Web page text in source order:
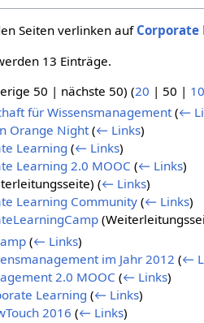
Seiten verlinken auf Corporate
13 Einträge.
50 | nächste 50) (20 | 50 |
für Wissensmanagement (←
Orange Night (← Links)
Learning (← Links)
Learning 2.0 MOOC (← Links)
(← Links)
Learning Community (← Links)
(← Links)
im Jahr 2012 (←
2.0 MOOC (← Links)
Learning (← Links)
2016 (← Links)